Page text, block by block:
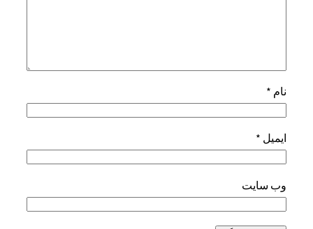
نام *
ایمیل *
وب‌ سایت